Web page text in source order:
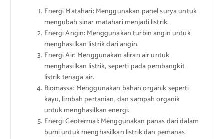
Energi Matahari: Menggunakan panel surya untuk
mengubah sinar matahari menjadi listrik.
Energi Angin: Menggunakan turbin angin untuk
menghasilkan listrik dari angin.
Energi Air: Menggunakan aliran air untuk
menghasilkan listrik, seperti pada pembangkit
listrik tenaga air.
Biomassa: Menggunakan bahan organik seperti
kayu, limbah pertanian, dan sampah organik
untuk menghasilkan energi.
Energi Geotermal: Menggunakan panas dari dalam
bumi untuk menghasilkan listrik dan pemanas.